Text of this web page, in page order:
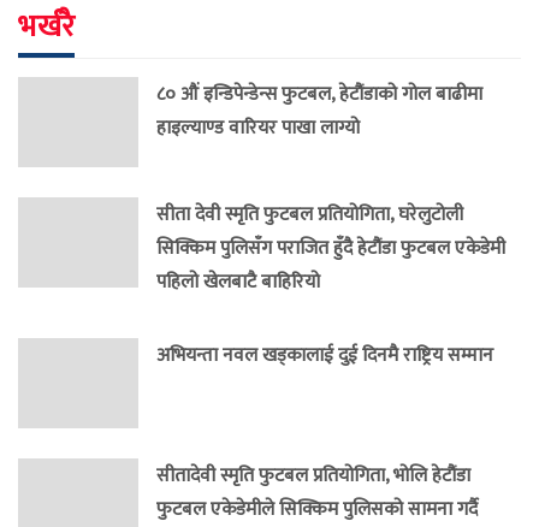
भर्खरै
८० औं इन्डिपेन्डेन्स फुटबल, हेटौंडाको गोल बाढीमा
हाइल्याण्ड वारियर पाखा लाग्यो
सीता देवी स्मृति फुटबल प्रतियोगिता, घरेलुटोली
सिक्किम पुलिसँग पराजित हुँदै हेटौंडा फुटबल एकेडेमी
पहिलो खेलबाटै बाहिरियो
अभियन्ता नवल खड्कालाई दुई दिनमै राष्ट्रिय सम्मान
सीतादेवी स्मृति फुटबल प्रतियोगिता, भोलि हेटौंडा
फुटबल एकेडेमीले सिक्किम पुलिसको सामना गर्दै